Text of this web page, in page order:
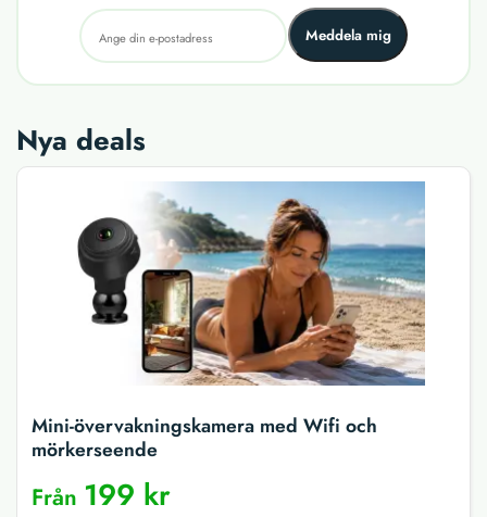
Meddela mig
Nya deals
Mini-övervakningskamera med Wifi och
mörkerseende
Från 199 kr